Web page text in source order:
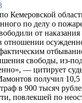
Кемеровской
по делу о
от наказания
отношении
свободы, из-
— цитирует
получил 10,5
в 900 тысяч
повлекшей по